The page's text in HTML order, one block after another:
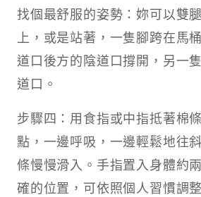
找個最舒服的姿勢：妳可以雙
上，或是站著，一隻腳跨在馬
道口後方的陰道口撐開，另一
道口。
步驟四：用食指或中指抵著棉
點，一邊呼吸，一邊輕鬆地往
條慢慢滑入。手指置入身體約
確的位置，可依照個人習慣調